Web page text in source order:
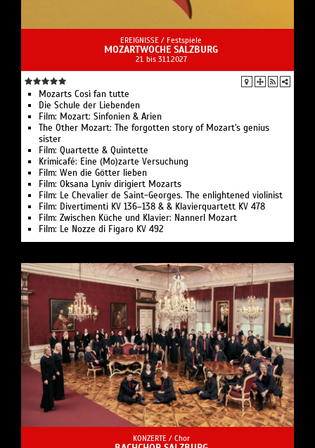
EREIGNISSE / Festspiele
MOZARTWOCHE SALZBURG
21. bis 31.1.2027
Mozarts Così fan tutte
Die Schule der Liebenden
Film: Mozart: Sinfonien & Arien
The Other Mozart: The forgotten story of Mozart's genius
sister
Film: Quartette & Quintette
Krimicafé: Eine (Mo)zarte Versuchung
Film: Wen die Götter lieben
Film: Oksana Lyniv dirigiert Mozarts
Film: Le Chevalier de Saint-Georges. The enlightened violinist
Film: Divertimenti KV 136–138 & & Klavierquartett KV 478
Film: Zwischen Küche und Klavier: Nannerl Mozart
Film: Le Nozze di Figaro KV 492
KONZERTE / Chor